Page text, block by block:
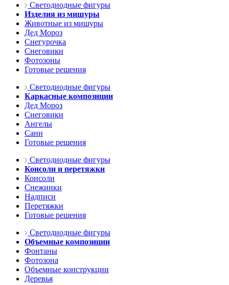
Светодиодные фигуры
Изделия из мишуры
Животные из мишуры
Дед Мороз
Снегурочка
Снеговики
Фотозоны
Готовые решения
Светодиодные фигуры
Каркасные композиции
Дед Мороз
Снеговики
Ангелы
Сани
Готовые решения
Светодиодные фигуры
Консоли и перетяжки
Консоли
Снежинки
Надписи
Перетяжки
Готовые решения
Светодиодные фигуры
Объемные композиции
Фонтаны
Фотозона
Объемные конструкции
Деревья